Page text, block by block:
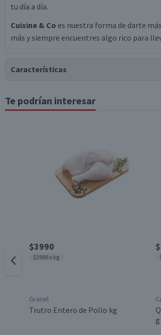
tu día a día.
Cuisine & Co es nuestra forma de darte
más y siempre encuentres algo rico para
Características
Tipo de Producto
Garantía Mínima Legal
Te podrían interesar
$3990
$3990 x kg
Granel
Trutro Entero de Pollo kg
g